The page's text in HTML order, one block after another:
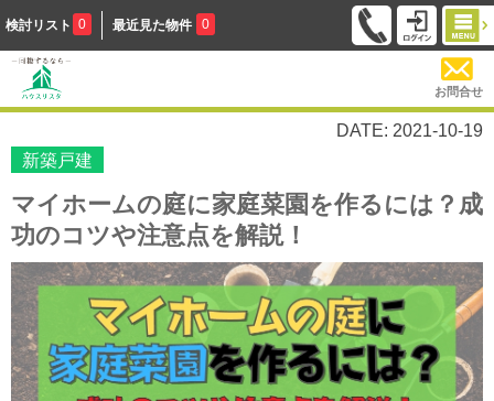
検討リスト 0 最近見た物件 0
お問合せ
DATE: 2021-10-19
新築戸建
マイホームの庭に家庭菜園を作るには？成
功のコツや注意点を解説！